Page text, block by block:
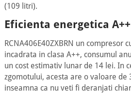
(109 litri).
Eficienta energetica A++
RCNA406E40ZXBRN un compresor
incadrata in clasa A++, consumul
un cost estimativ lunar de 14 lei. In
zgomotului, acesta are o valoare de
inseamna ca nu veti fi deranjati